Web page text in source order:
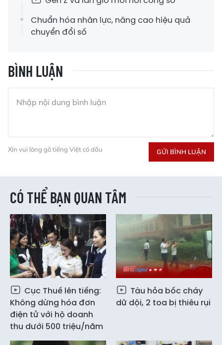
Chuẩn hóa nhân lực, nâng cao hiệu quả
chuyển đổi số
BÌNH LUẬN
Xin vui lòng gõ tiếng Việt có dấu GỬI BÌNH LUẬN
CÓ THỂ BẠN QUAN TÂM
Cục Thuế lên tiếng:
Không dừng hóa đơn
điện tử với hộ doanh
thu dưới 500 triệu/năm
Tàu hỏa bốc cháy
dữ dội, 2 toa bị thiêu rụi